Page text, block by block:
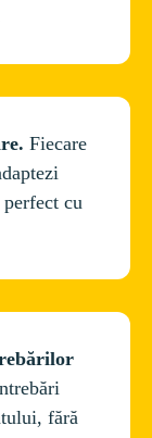
Fiecare
cu
fără